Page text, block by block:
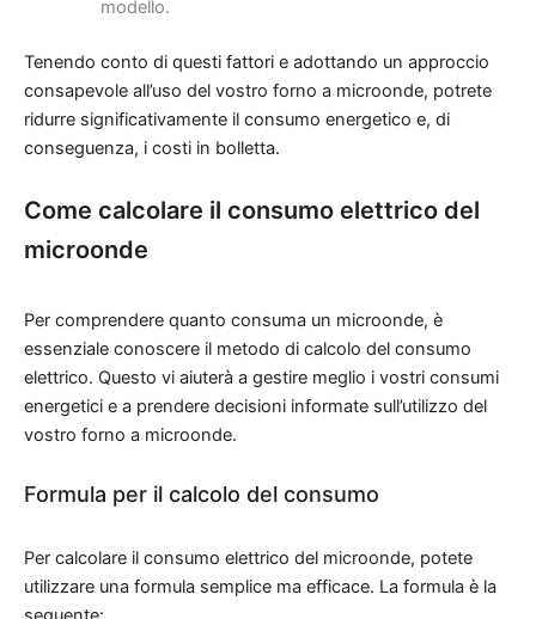
modello.
Tenendo conto di questi fattori e adottando un approccio
consapevole all’uso del vostro forno a microonde, potrete
ridurre significativamente il consumo energetico e, di
conseguenza, i costi in bolletta.
Come calcolare il consumo elettrico del
microonde
Per comprendere quanto consuma un microonde, è
essenziale conoscere il metodo di calcolo del consumo
elettrico. Questo vi aiuterà a gestire meglio i vostri consumi
energetici e a prendere decisioni informate sull’utilizzo del
vostro forno a microonde.
Formula per il calcolo del consumo
Per calcolare il consumo elettrico del microonde, potete
utilizzare una formula semplice ma efficace. La formula è la